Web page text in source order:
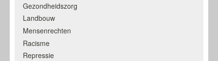
Gezondheidszorg
Landbouw
Mensenrechten
Racisme
Repressie